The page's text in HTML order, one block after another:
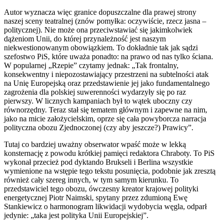
Autor wyznacza więc granice dopuszczalne dla prawej strony
naszej sceny teatralnej (znów pomyłka: oczywiście, rzecz jasna –
politycznej). Nie może ona przeciwstawiać się jakimkolwiek
dążeniom Unii, do której przynależność jest naszym
niekwestionowanym obowiązkiem. To dokładnie tak jak sądzi
szefostwo PiS, które uważa ponadto: na prawo od nas tylko ściana.
W popularnej „Rzepie” czytamy jednak: „Tak frontalny,
konsekwentny i niepozostawiający przestrzeni na subtelności atak
na Unię Europejską oraz przedstawienie jej jako fundamentalnego
zagrożenia dla polskiej suwerenności wydarzyły się po raz
pierwszy. W licznych kampaniach był to wątek uboczny czy
równorzędny. Teraz stał się tematem głównym i zapewne na nim,
jako na micie założycielskim, oprze się cała powyborcza narracja
polityczna obozu Zjednoczonej (czy aby jeszcze?) Prawicy”.
Tutaj co bardziej uważny obserwator wpaść może w lekką
konsternację z powodu krótkiej pamięci redaktora Chraboty. To PiS
wykonał przecież pod dyktando Brukseli i Berlina wszystkie
wymienione na wstępie tego tekstu posunięcia, podobnie jak zresztą
również cały szereg innych, w tym samym kierunku. To
przedstawiciel tego obozu, ówczesny kreator krajowej polityki
energetycznej Piotr Naimski, spytany przez zdumioną Ewę
Stankiewicz o harmonogram likwidacji wydobycia węgla, odparł
jedynie: „taka jest polityka Unii Europejskiej”.